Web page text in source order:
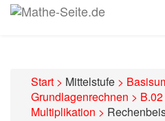
Start > Mittelstufe >
Grundlagenrechnen >
Multiplikation >